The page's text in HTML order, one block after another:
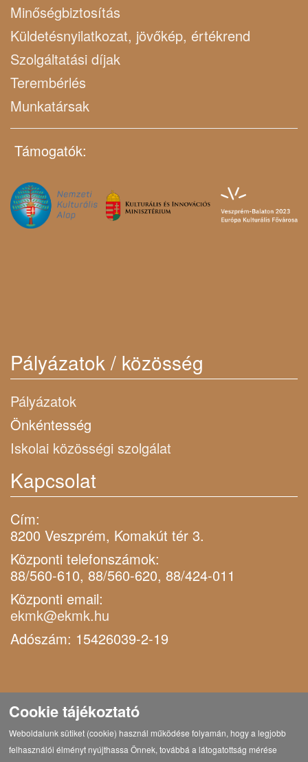
Minőségbiztosítás
Küldetésnyilatkozat, jövőkép, értékrend
Szolgáltatási díjak
Terembérlés
Munkatársak
Támogatók:
Pályázatok / közösség
Pályázatok
Önkéntesség
Iskolai közösségi szolgálat
Kapcsolat
Cím:
8200 Veszprém, Komakút tér 3.
Központi telefonszámok:
88/560-610, 88/560-620, 88/424-011
Központi email:
ekmk@ekmk.hu
Adószám: 15426039-2-19
Cookie tájékoztató
Weboldalunk sütiket (cookie) használ működése folyamán, hogy a legjobb
felhasználói élményt nyújthassa Önnek, továbbá a látogatottság mérése